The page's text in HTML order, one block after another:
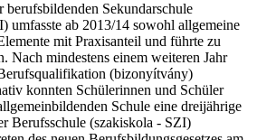
berufsbildenden Sekundarschule
umfasste ab 2013/14 sowohl allgemeine
mit Praxisanteil und führte zu
Nach mindestens einem weiteren Jahr
(bizonyítvány)
konnten Schülerinnen und Schüler
Schule eine dreijährige
Berufsschule (szakiskola - SZI)